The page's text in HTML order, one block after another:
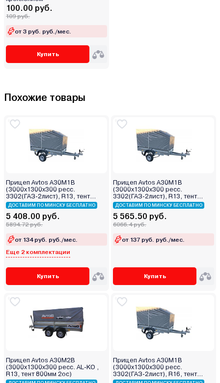
100.00 руб.
109 руб.
от 3 руб. руб./мес.
Купить
Похожие товары
Прицеп Avtos А30М1В
(3000х1300х300 ресс.
3302(ГАЗ-2лист), R13, тент
800мм)
ДОСТАВИМ ПО МИНСКУ БЕСПЛАТНО
5 408.00 руб.
5894.72 руб.
от 134 руб. руб./мес.
Еще 2 комплектации
Купить
Прицеп Avtos А30М1В
(3000х1300х300 ресс.
3302(ГАЗ-2лист), R13, тент
1200мм)
ДОСТАВИМ ПО МИНСКУ БЕСПЛАТНО
5 565.50 руб.
6066.4 руб.
от 137 руб. руб./мес.
Купить
Прицеп Avtos А30М2В
(3000х1300х300 ресс. AL-KO ,
R13, тент 800мм 2ос)
Прицеп Avtos А30М1В
(3000х1300х300 ресс.
3302(ГАЗ-2лист), R16, тент
400мм)